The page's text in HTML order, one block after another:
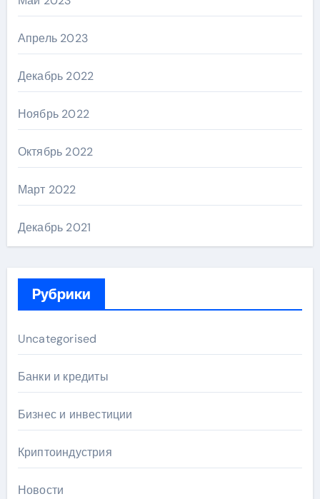
Апрель 2023
Декабрь 2022
Ноябрь 2022
Октябрь 2022
Март 2022
Декабрь 2021
Рубрики
Uncategorised
Банки и кредиты
Бизнес и инвестиции
Криптоиндустрия
Новости